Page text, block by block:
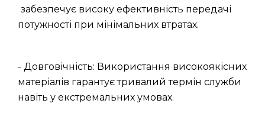
забезпечує високу ефективність передачі
потужності при мінімальних втратах.
- Довговічність: Використання високоякісних
матеріалів гарантує тривалий термін служби
навіть у екстремальних умовах.